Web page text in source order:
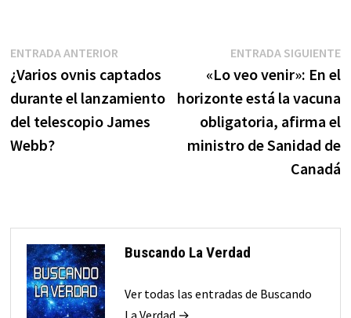
Navegación
de
entradas
ENTRADA ANTERIOREntrada
anterior:
¿Varios ovnis captados
durante el lanzamiento
del telescopio James
Webb?
ENTRADA SIGUIENTE
«Lo veo venir»: En el
horizonte está la vacuna
obligatoria, afirma el
ministro de Sanidad de
Canadá
Buscando La Verdad
Ver todas las entradas de Buscando